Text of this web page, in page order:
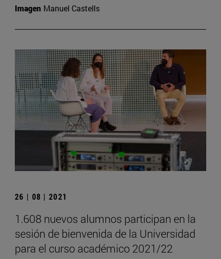
Imagen Manuel Castells
26 | 08 | 2021
1.608 nuevos alumnos participan en la
sesión de bienvenida de la Universidad
para el curso académico 2021/22